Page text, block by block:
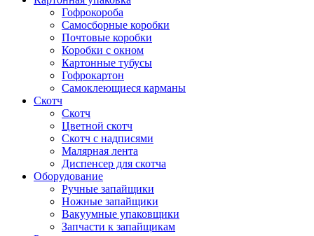
Гофрокороба
Самосборные коробки
Почтовые коробки
Коробки с окном
Картонные тубусы
Гофрокартон
Самоклеющиеся карманы
Скотч
Скотч
Цветной скотч
Скотч с надписями
Малярная лента
Диспенсер для скотча
Оборудование
Ручные запайщики
Ножные запайщики
Вакуумные упаковщики
Запчасти к запайщикам